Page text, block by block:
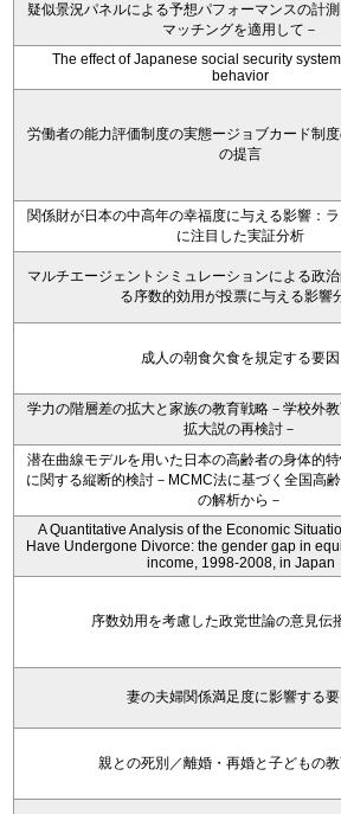
疑似景況パネルによる予想パフォーマンスの計測
マッチングを適用して－
The effect of Japanese social security
behavior
労働者の能力評価制度の実態ージョブカード制
の提言
関係財が日本の中高年の幸福度に与える影響：
に注目した実証分析
マルチエージェントシミュレーションによる政
る序数的効用が投票に与える影響
成人の朝食欠食を規定する要因
学力の階層差の拡大と家族の教育戦略－学校外
拡大説の再検討－
潜在曲線モデルを用いた日本の高齢者の身体的
に関する縦断的検討－MCMC法に基づく全国高
の解析から－
A Quantitative Analysis of the Economic
Have Undergone Divorce: the gender gap in
income, 1998-2008, in Japan
序数効用を考慮した政党世論の意見伝
妻の夫婦関係満足度に影響する要
親との死別／離婚・再婚と子どもの